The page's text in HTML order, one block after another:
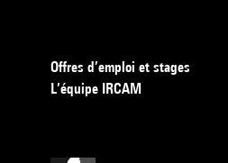
Offres d’emploi et stages
L’équipe IRCAM